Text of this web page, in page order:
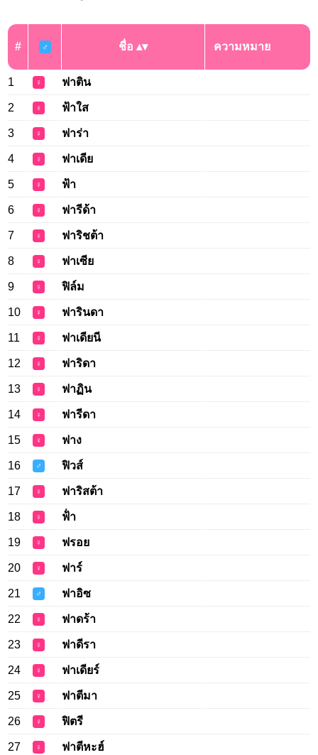
# ♂ ชื่อ ความหมาย
1 ♀ ฟาติน
2 ♀ ฟ้าใส
3 ♀ ฟาร่า
4 ♀ ฟาเดีย
5 ♀ ฟ้า
6 ♀ ฟารีด้า
7 ♀ ฟาริชต้า
8 ♀ ฟาเซีย
9 ♀ ฟิล์ม
10 ♀ ฟารินดา
11 ♀ ฟาเดียนี
12 ♀ ฟาริดา
13 ♀ ฟาฏิน
14 ♀ ฟารีดา
15 ♀ ฟาง
16 ♂ ฟิวส์
17 ♀ ฟาริสต้า
18 ♀ ฟ้่า
19 ♀ ฟรอย
20 ♀ ฟาร์
21 ♂ ฟาอิซ
22 ♀ ฟาดร้า
23 ♀ ฟาดีรา
24 ♀ ฟาเดียร์
25 ♀ ฟาตีมา
26 ♀ ฟิตรี
27 ♀ ฟาตีหะฮ์